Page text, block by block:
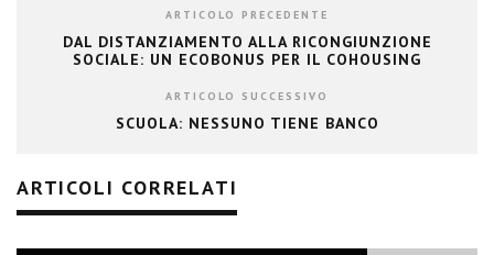
ARTICOLO PRECEDENTE
DAL DISTANZIAMENTO ALLA RICONGIUNZIONE
SOCIALE: UN ECOBONUS PER IL COHOUSING
ARTICOLO SUCCESSIVO
SCUOLA: NESSUNO TIENE BANCO
ARTICOLI CORRELATI